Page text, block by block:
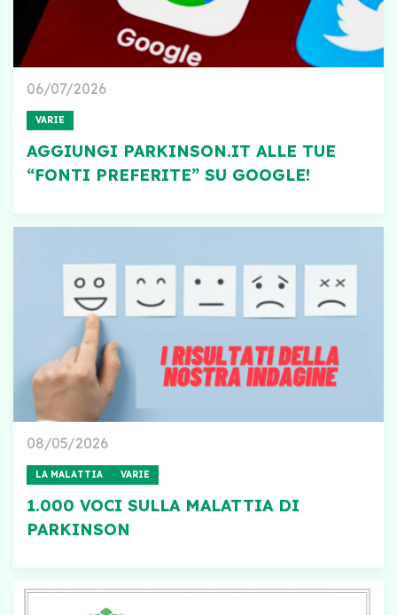
06/07/2026
VARIE
AGGIUNGI PARKINSON.IT ALLE TUE
“FONTI PREFERITE” SU GOOGLE!
08/05/2026
LA MALATTIA VARIE
1.000 VOCI SULLA MALATTIA DI
PARKINSON